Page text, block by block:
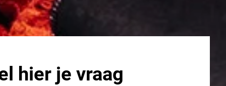
hier je vraag